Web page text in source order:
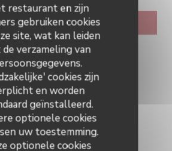
restaurant en zijn
gebruiken cookies
site, wat kan leiden
verzameling van
cookies zijn
en worden
geïnstalleerd.
optionele cookies
uw toestemming.
optionele cookies